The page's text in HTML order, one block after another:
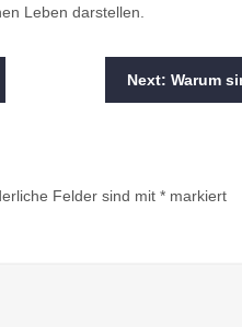
Leben darstellen.
Next: Warum
Felder sind mit * markiert